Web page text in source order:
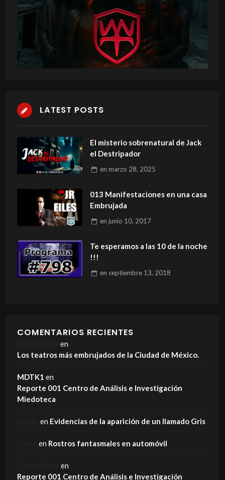
LATEST POSTS
El misterio sobrenatural de Jack
el Destripador
en marzo 28, 2025
013 Manifestaciones en una casa
Embrujada
en junio 10, 2017
Te esperamos a las 10 de la noche
!!!
en septiembre 13, 2018
COMENTARIOS RECIENTES
en
Los teatros más embrujados de la Ciudad de México.
MDTK1 en
Reporte 001 Centro de Análisis e Investigación
Miedoteca
en Evidencias de la aparición de un llamado Gris
en Rostros fantasmales en automóvil
en
Reporte 001 Centro de Análisis e Investigación